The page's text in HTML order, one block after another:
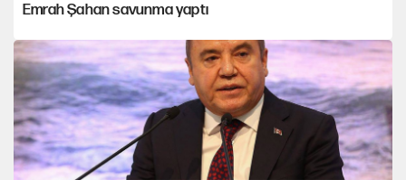
Emrah Şahan savunma yaptı